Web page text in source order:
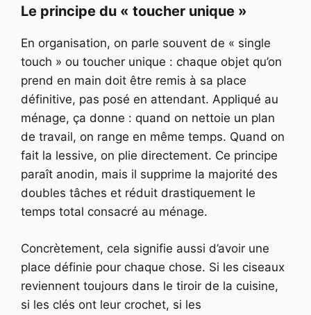
Le principe du « toucher unique »
En organisation, on parle souvent de « single
touch » ou toucher unique : chaque objet qu’on
prend en main doit être remis à sa place
définitive, pas posé en attendant. Appliqué au
ménage, ça donne : quand on nettoie un plan
de travail, on range en même temps. Quand on
fait la lessive, on plie directement. Ce principe
paraît anodin, mais il supprime la majorité des
doubles tâches et réduit drastiquement le
temps total consacré au ménage.
Concrètement, cela signifie aussi d’avoir une
place définie pour chaque chose. Si les ciseaux
reviennent toujours dans le tiroir de la cuisine,
si les clés ont leur crochet, si les